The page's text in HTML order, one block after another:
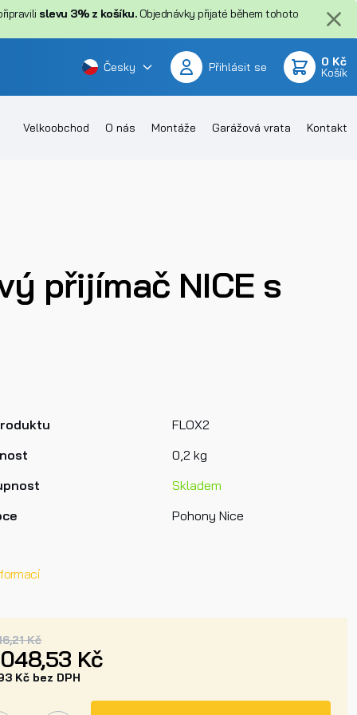
slevu 3% z košíku.Objednávky přijaté během tohoto
Česky Přihlásit se 0 Kč
Košík
Velkoobchod O nás Montáže Garážová vrata Kontakt
přijímač NICE s
FLOX2
0,2 kg
Skladem
Pohony Nice
Kč
Kč
Kč bez DPH